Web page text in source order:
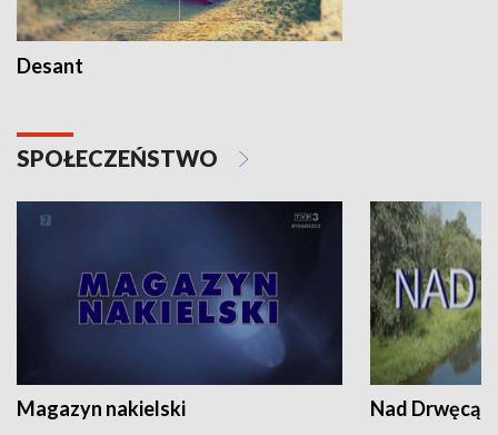
Desant
SPOŁECZEŃSTWO
Magazyn nakielski Nad Drwęcą